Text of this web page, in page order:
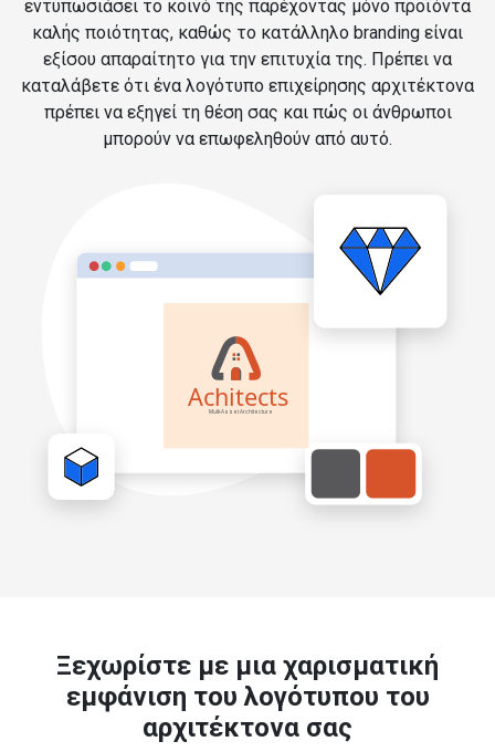
εντυπωσιάσει το κοινό της παρέχοντας μόνο προϊόντα
καλής ποιότητας, καθώς το κατάλληλο branding είναι
εξίσου απαραίτητο για την επιτυχία της. Πρέπει να
καταλάβετε ότι ένα λογότυπο επιχείρησης αρχιτέκτονα
πρέπει να εξηγεί τη θέση σας και πώς οι άνθρωποι
μπορούν να επωφεληθούν από αυτό.
Ξεχωρίστε με μια χαρισματική
εμφάνιση του λογότυπου του
αρχιτέκτονα σας